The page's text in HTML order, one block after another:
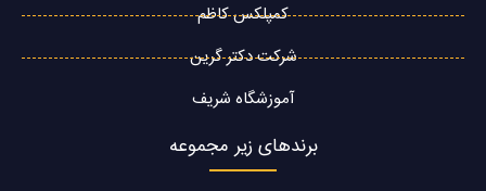
کمپلکس کاظم
شرکت دکتر گرین
آموزشگاه شریف
برندهای زیر مجموعه